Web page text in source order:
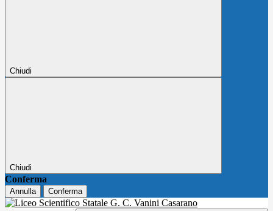
Chiudi
Chiudi
Conferma
Annulla Conferma